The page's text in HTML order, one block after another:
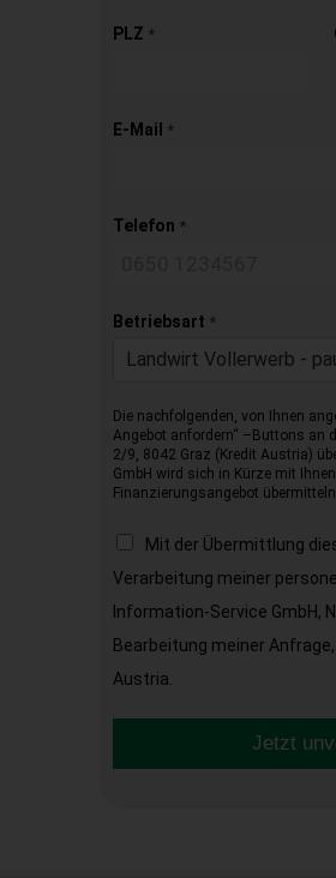
PLZ *
E-Mail *
Telefon *
Betriebsart *
Landwirt Vollerwerb -
Die nachfolgenden, von Ihnen
Angebot anfordern“ –Buttons an
2/9, 8042 Graz (Kredit Austria)
GmbH wird sich in Kürze mit
Finanzierungsangebot übermitteln.
Mit der Übermittlung
Verarbeitung meiner
Information-Service GmbH,
Bearbeitung meiner
Austria.
Jetzt